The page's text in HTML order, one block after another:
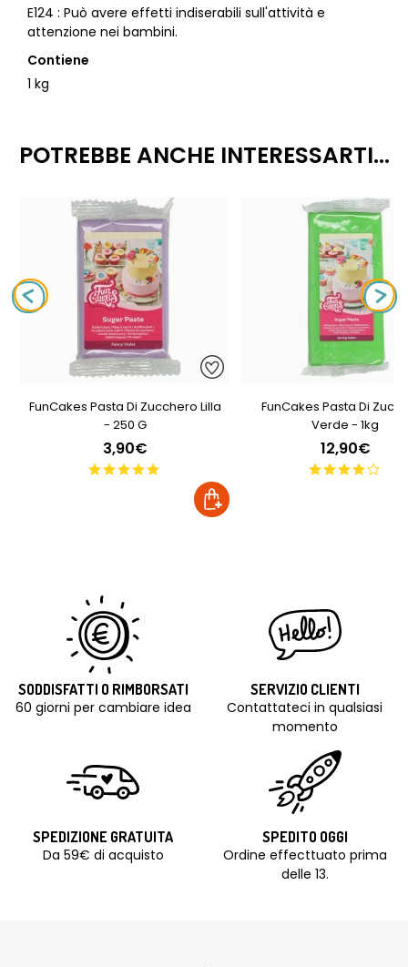
E124 : Può avere effetti indiserabili sull'attività e
attenzione nei bambini.
Contiene
1 kg
POTREBBE ANCHE INTERESSARTI...
FunCakes Pasta Di Zucchero Lilla
- 250 G
3,90€
FunCakes Pasta Di
Verde - 1kg
12,90€
SODDISFATTI O RIMBORSATI
60 giorni per cambiare idea
SERVIZIO CLIENTI
Contattateci in qualsiasi
momento
SPEDIZIONE GRATUITA
Da 59€ di acquisto
SPEDITO OGGI
Ordine effecttuato prima
delle 13.